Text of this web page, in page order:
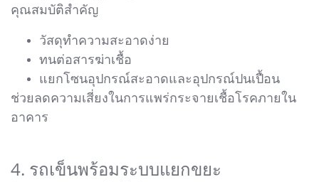
คุณสมบัติสำคัญ
วัสดุทำความสะอาดง่าย
ทนต่อสารฆ่าเชื้อ
แยกโซนอุปกรณ์สะอาดและอุปกรณ์ปนเปื้อน
ช่วยลดความเสี่ยงในการแพร่กระจายเชื้อโรคภายใน
อาคาร
4. รถเข็นพร้อมระบบแยกขยะ